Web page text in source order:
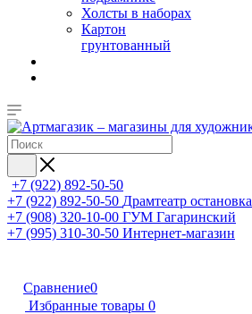
Холсты в наборах
Картон
грунтованный
+7 (922) 892-50-50
+7 (922) 892-50-50 Драмтеатр остановка
+7 (908) 320-10-00 ГУМ Гагаринский
+7 (995) 310-30-50 Интернет-магазин
Сравнение0
Избранные товары 0